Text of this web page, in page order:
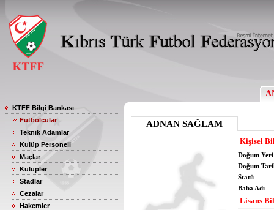
KTFF Bilgi Bankası
Futbolcular
Teknik Adamlar
Kulüp Personeli
Maçlar
Kulüpler
Stadlar
Cezalar
Hakemler
ADNAN SAĞLAM
Kişisel
Doğum Yeri
Doğum
Statü
Baba Adı
Lisans